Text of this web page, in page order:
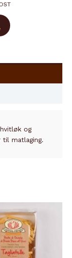
og
til matlaging.